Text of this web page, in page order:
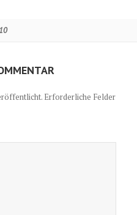
Erforderliche Felder